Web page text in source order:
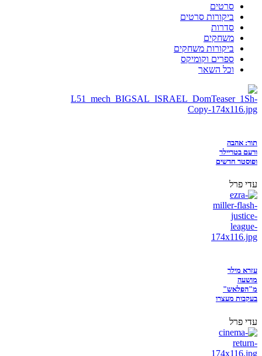
סרטים
ביקורות סרטים
סדרות
משחקים
ביקורות משחקים
ספרים וקומיקס
וכל השאר
תור: אהבה
ורעם בטריילר
ופוסטר חדשים
עדי פרל
עזרא מילר
מושעה
מ"הפלאש"
בעקבות מעצרו
עדי פרל